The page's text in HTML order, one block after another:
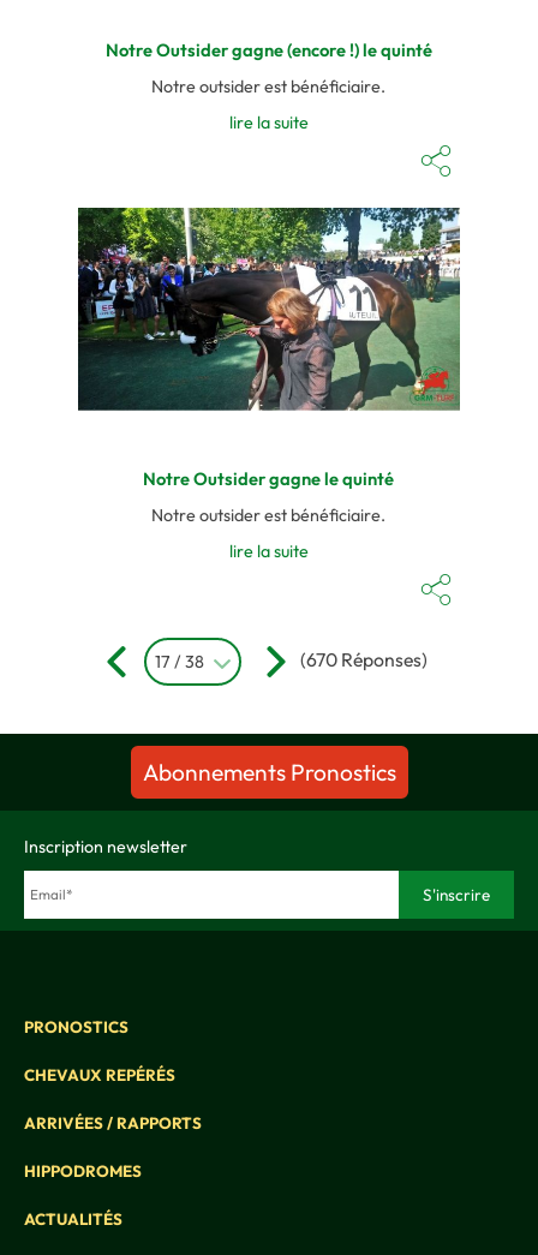
Notre Outsider gagne (encore !) le quinté
Notre outsider est bénéficiaire.
lire la suite
Notre Outsider gagne le quinté
Notre outsider est bénéficiaire.
lire la suite
17 / 38 (670 Réponses)
Abonnements Pronostics
Inscription newsletter
PRONOSTICS
CHEVAUX REPÉRÉS
ARRIVÉES / RAPPORTS
HIPPODROMES
ACTUALITÉS